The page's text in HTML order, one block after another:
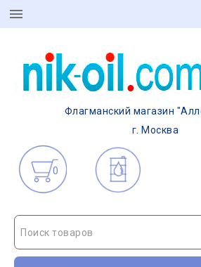
Флагманский магазин
г. Москва
0
Поиск товаров